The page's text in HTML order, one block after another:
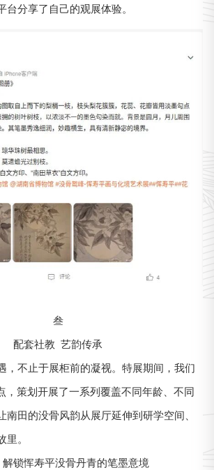
台分享了自己的观展体验。
叁
配套社教 艺韵传承
，不止于展柜前的凝视。特展期间，我们
，策划开展了一系列覆盖不同年龄、不同
南田的没骨风韵从展厅延伸到研学空间、
里。
锁恽寿平没骨丹青的笔墨意境